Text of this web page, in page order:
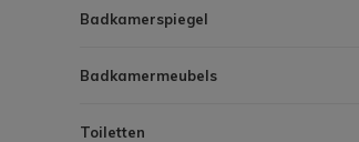
Badkamerspiegel
Badkamermeubels
Toiletten